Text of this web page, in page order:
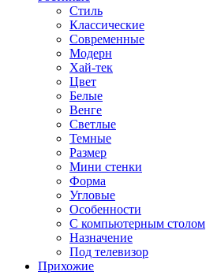
Стиль
Классические
Современные
Модерн
Хай-тек
Цвет
Белые
Венге
Светлые
Темные
Размер
Мини стенки
Форма
Угловые
Особенности
С компьютерным столом
Назначение
Под телевизор
Прихожие